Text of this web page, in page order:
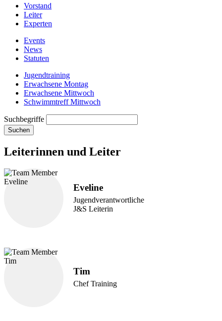
Vorstand
Leiter
Experten
Events
News
Statuten
Jugendtraining
Erwachsene Montag
Erwachsene Mittwoch
Schwimmtreff Mittwoch
Suchbegriffe
Suchen
Leiterinnen und Leiter
Eveline
Jugendverantwortliche
J&S Leiterin
Tim
Chef Training